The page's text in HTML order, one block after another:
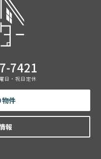
7421
日・祝日定休
物件
報